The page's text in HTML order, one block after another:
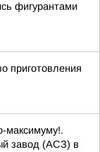
фигурантами
приготовления
максимуму!.
завод (АСЗ) в